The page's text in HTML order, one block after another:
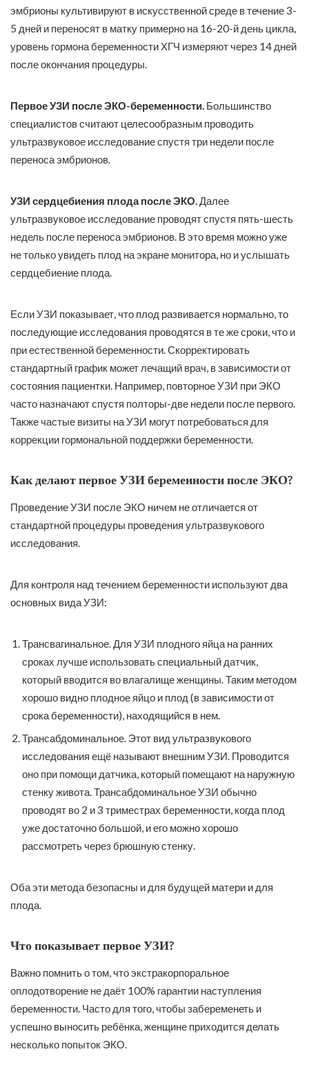
эмбрионы культивируют в искусственной среде в течение 3-
5 дней и переносят в матку примерно на 16-20-й день цикла,
уровень гормона беременности ХГЧ измеряют через 14 дней
после окончания процедуры.
Первое УЗИ после ЭКО-беременности. Большинство
специалистов считают целесообразным проводить
ультразвуковое исследование спустя три недели после
переноса эмбрионов.
УЗИ сердцебиения плода после ЭКО.Далее
ультразвуковое исследование проводят спустя пять-шесть
недель после переноса эмбрионов. В это время можно уже
не только увидеть плод на экране монитора, но и услышать
сердцебиение плода.
Если УЗИ показывает, что плод развивается нормально, то
последующие исследования проводятся в те же сроки, что и
при естественной беременности. Скорректировать
стандартный график может лечащий врач, в зависимости от
состояния пациентки. Например, повторное УЗИ при ЭКО
часто назначают спустя полторы-две недели после первого.
Также частые визиты на УЗИ могут потребоваться для
коррекции гормональной поддержки беременности.
Как делают первое УЗИ беременности после ЭКО?
Проведение УЗИ после ЭКО ничем не отличается от
стандартной процедуры проведения ультразвукового
исследования.
Для контроля над течением беременности используют два
основных вида УЗИ:
Трансвагинальное. Для УЗИ плодного яйца на ранних
сроках лучше использовать специальный датчик,
который вводится во влагалище женщины. Таким методом
хорошо видно плодное яйцо и плод (в зависимости от
срока беременности), находящийся в нем.
Трансабдоминальное. Этот вид ультразвукового
исследования ещё называют внешним УЗИ. Проводится
оно при помощи датчика, который помещают на наружную
стенку живота. Трансабдоминальное УЗИ обычно
проводят во 2 и 3 триместрах беременности, когда плод
уже достаточно большой, и его можно хорошо
рассмотреть через брюшную стенку.
Оба эти метода безопасны и для будущей матери и для
плода.
Что показывает первое УЗИ?
Важно помнить о том, что экстракорпоральное
оплодотворение не даёт 100% гарантии наступления
беременности. Часто для того, чтобы забеременеть и
успешно выносить ребёнка, женщине приходится делать
несколько попыток ЭКО.